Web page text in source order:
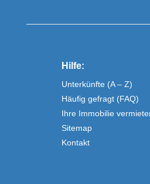
Hilfe:
Unterkünfte (A – Z)
Häufig gefragt (FAQ)
Ihre Immobilie
Sitemap
Kontakt